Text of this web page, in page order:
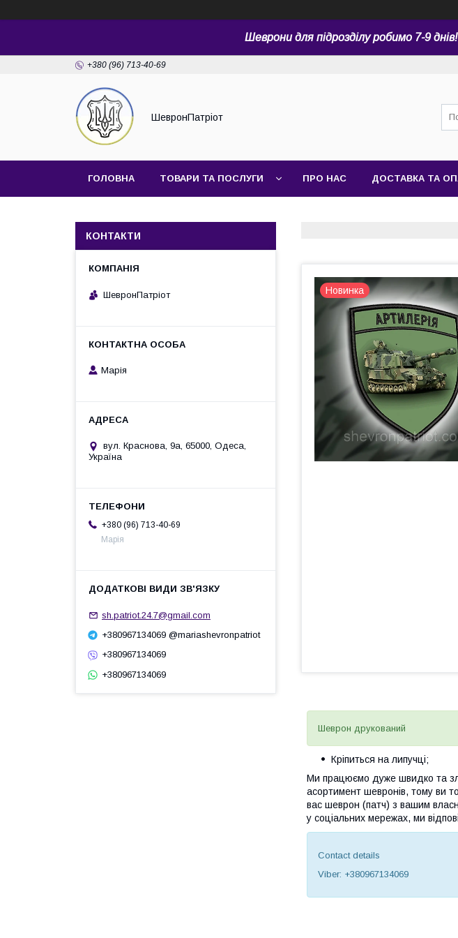
Шеврони для підрозділу робимо 7-9
+380 (96) 713-40-69
ШевронПатріот
ГОЛОВНА ТОВАРИ ТА ПОСЛУГИ ПРО НАС ДОСТАВКА ТА
Новинка
Шеврон друкований
Кріпиться на липучці;
Ми працюємо дуже швидко та
асортимент шевронів, тому ви
вас шеврон (патч) з вашим
у соціальних мережах, ми
Contact details
Viber: +380967134069
КОНТАКТИ
ШевронПатріот
Марія
вул. Краснова, 9а, 65000, Одеса,
Україна
+380 (96) 713-40-69
Марія
sh.patriot.24.7@gmail.com
+380967134069 @mariashevronpatriot
+380967134069
+380967134069